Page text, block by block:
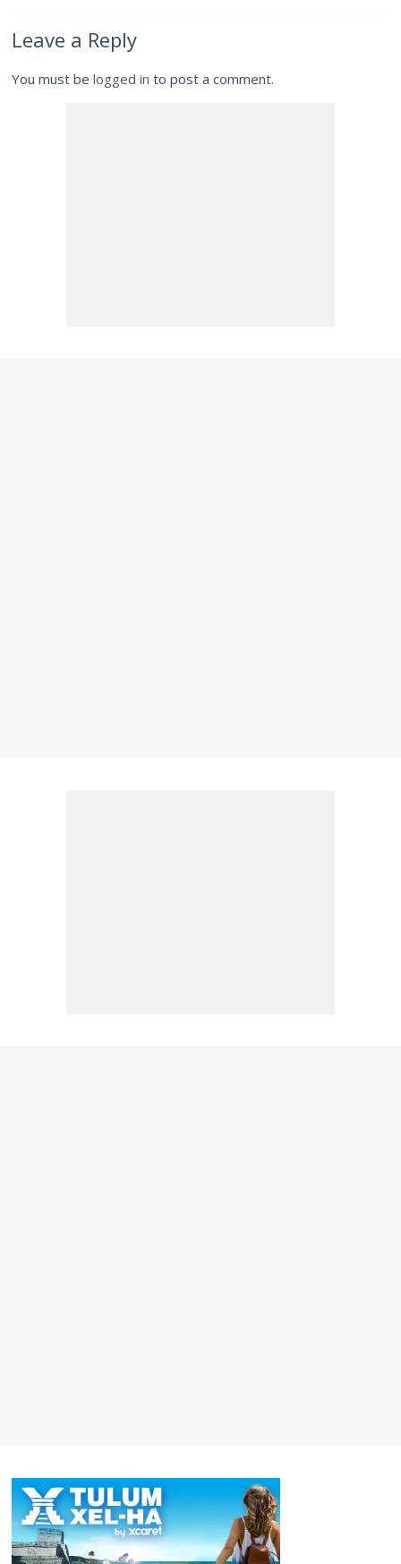
Leave a Reply
You must belogged in to post a comment.